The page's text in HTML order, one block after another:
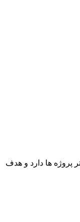
پروژه ها دارد و هدف